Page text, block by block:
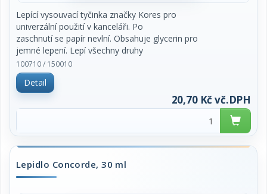
Lepící vysouvací tyčinka značky Kores pro
univerzální použití v kanceláři. Po
zaschnutí se papír nevlní. Obsahuje glycerin pro
jemné lepení. Lepí všechny druhy
papíru a korek trvale za 60 vteřin. Vzduchotěsný
uzávěr zajišťuje dlouhou životnost.
Neobsahuje rozpouštědla, kyseliny. Je ekologické,
obnovitelných zdrojů. Obsah 8 g. Cena za kus.
100710 / 150010
Detail
20,70 Kč vč.DPH
Lepidlo Concorde, 30 ml